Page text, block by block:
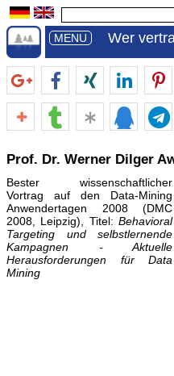
MENU Wer
Prof. Dr. Werner Dilger
Bester wissenschaftlicher
Vortrag auf den Data-Mining
Anwendertagen 2008 (DMC
2008, Leipzig), Titel: Behavioral
Targeting und selbstlernende
Kampagnen - Aktuelle
Herausforderungen für Data
Mining